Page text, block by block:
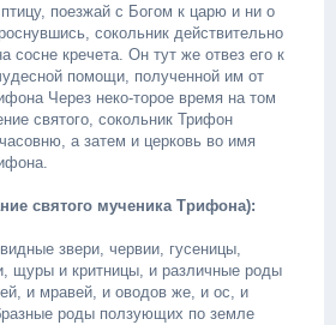
поезжай с Богом к царю и ни о
сокольник действительно
сосне кречета. Он тут же отвез его к
помощи, полученной им от
Через неко-торое время на том
святого, сокольник Трифон
а затем и церковь во имя
святого мученика Трифона):
звери, червии, гусеницы,
щуры и критницы, и различные роды
и мравей, и оводов же, и ос, и
роды ползующих по земле